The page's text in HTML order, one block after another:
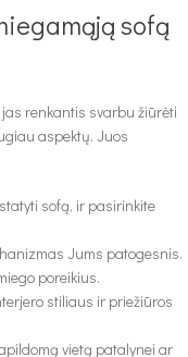
sofą
jas renkantis svarbu žiūrėti
aspektų. Juos
sofą, ir pasirinkite
Jums patogesnis.
poreikius.
stiliaus ir priežiūros
vietą patalynei ar